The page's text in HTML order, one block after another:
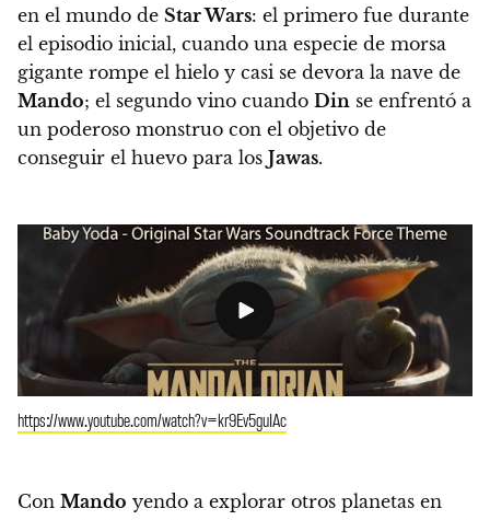
en el mundo de Star Wars: el primero fue durante
el episodio inicial, cuando una especie de morsa
gigante rompe el hielo y casi se devora la nave de
Mando; el segundo vino cuando Din se enfrentó a
un poderoso monstruo con el objetivo de
conseguir el huevo para los Jawas.
https://www.youtube.com/watch?v=kr9Ev5guIAc
Con Mando yendo a explorar otros planetas en